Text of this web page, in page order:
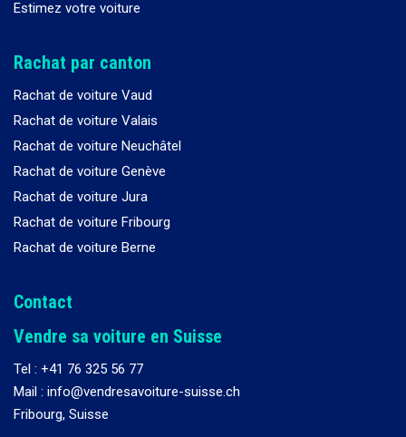
Estimez votre voiture
Rachat par canton
Rachat de voiture Vaud
Rachat de voiture Valais
Rachat de voiture Neuchâtel
Rachat de voiture Genève
Rachat de voiture Jura
Rachat de voiture Fribourg
Rachat de voiture Berne
Contact
Vendre sa voiture en Suisse
Tel : +41 76 325 56 77
Mail : info@vendresavoiture-suisse.ch
Fribourg, Suisse